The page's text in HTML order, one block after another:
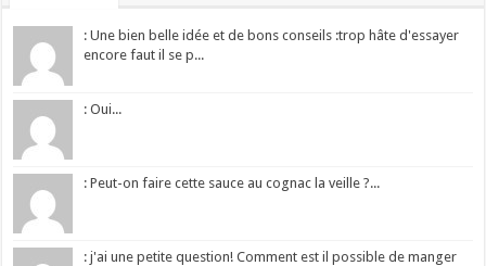
: Une bien belle idée et de bons conseils :trop hâte d'essayer
encore faut il se p...
: Oui...
: Peut-on faire cette sauce au cognac la veille ?...
: j'ai une petite question! Comment est il possible de manger